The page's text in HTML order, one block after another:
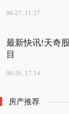
06-27, 11:27
最新快讯!天奇
目
06-26, 17:14
房产推荐